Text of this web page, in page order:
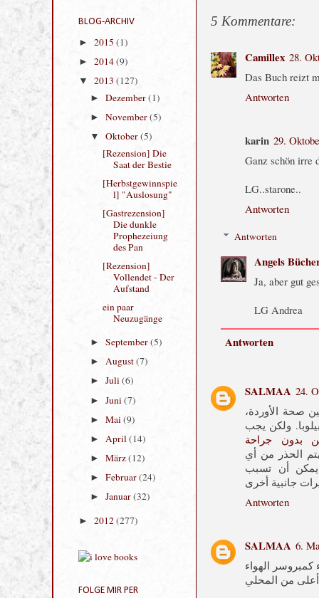
5 Kommentare:
Camillex 28.
Das Buch reizt
Antworten
karin 29.
Ganz schön irre
LG..starone..
Antworten
Antworten
Angels
Ja, aber gut
LG Andrea
Antworten
SALMAA 24.
صحة الأوردة،
ولكن يجب
بدون جراحة
الحذر من أي
يمكن أن تسبب
Antworten
SALMAA 6.
Zeilenreich
BLOG-ARCHIV
► 2015 (1)
►2014(9)
▼2013(127)
► Dezember(1)
►November (5)
Oktober(5)
[Rezension] Die
Saat der Bestie
[Herbstgewinnspie
l] "Auslosung"
[Gastrezension]
Prophezeiung
des Pan
Vollendet - Der
Aufstand
ein paar
► September
► August
►Juli (6)
► Juni(7)
►Mai (9)
►April (14)
► März (12)
► 2012(277)